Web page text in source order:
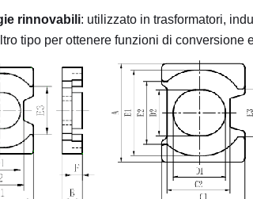
rinnovabili: utilizzato in trasformatori,
tipo per ottenere funzioni di conversione